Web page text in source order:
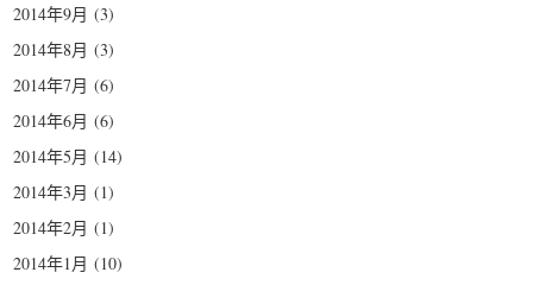
2014年9月 (3)
2014年8月 (3)
2014年7月 (6)
2014年6月 (6)
2014年5月 (14)
2014年3月 (1)
2014年2月 (1)
2014年1月 (10)